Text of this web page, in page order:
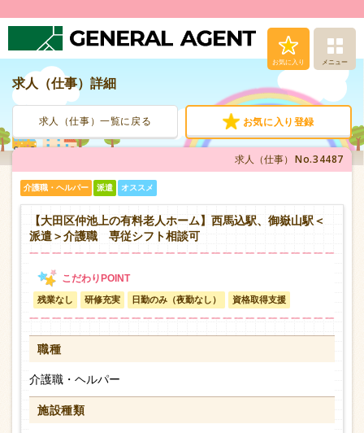
お気に入り メニュー
人材派遣サービス
転職支援サービス
登録から就業まで
お問い合わせ
求人（仕事）詳細
求人（仕事）一覧に戻る お気に入り登録
求人（仕事） No.34487
介護職・ヘルパー 派遣 オススメ
【大田区仲池上の有料老人ホーム】西馬込駅、御嶽山駅＜
派遣＞介護職 専従シフト相談可
残業なし 研修充実 日勤のみ（夜勤なし） 資格取得支援
職種
介護職・ヘルパー
施設種類